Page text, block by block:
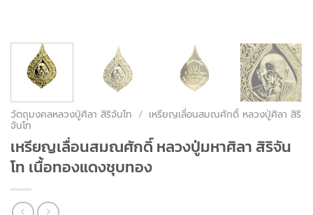
วัตถุมงคลหลวงปู่ศิลา สิริจันโท / เหรียญเลื่อนสมณศักดิ์ หลวงปู่ศิลา สิริ
จันโท
เหรียญเลื่อนสมณศักดิ์ หลวงปู่มหาศิลา สิริจัน
โท เนื้อทองแดงชุบทอง